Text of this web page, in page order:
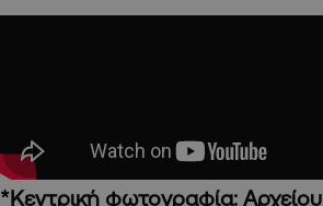
*Κεντρική φωτογραφία: Αρχείου